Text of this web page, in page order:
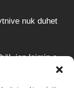
nuk duhet
jep lajmin e